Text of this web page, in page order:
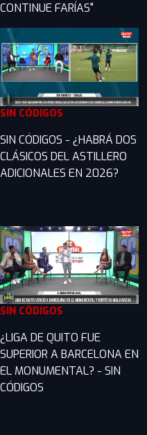
CONTINUE FARÍAS"
SIN CÓDIGOS
SIN CÓDIGOS - ¿HABRÁ DOS
CLÁSICOS DEL ASTILLERO
ADICIONALES EN 2026?
SIN CÓDIGOS
¿LIGA DE QUITO FUE
SUPERIOR A BARCELONA EN
EL MONUMENTAL? - SIN
CÓDIGOS